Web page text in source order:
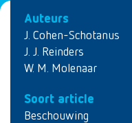
Auteurs
J. Cohen-Schotanus
J. J. Reinders
W. M. Molenaar
Soort article
Beschouwing